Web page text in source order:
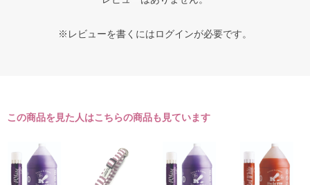
※レビューを書くにはログインが必要です。
この商品を見た人はこちらの商品も見ています